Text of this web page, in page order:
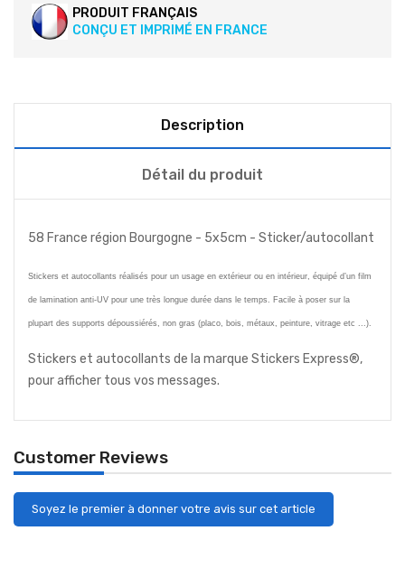
PRODUIT FRANÇAIS
CONÇU ET IMPRIMÉ EN FRANCE
Description
Détail du produit
58 France région Bourgogne - 5x5cm - Sticker/autocollant
Stickers et autocollants réalisés pour un usage en extérieur ou en intérieur, équipé d’un film
de lamination anti-UV pour une très longue durée dans le temps. Facile à poser sur la
plupart des supports dépoussiérés, non gras (placo, bois, métaux, peinture, vitrage etc ...).
Stickers et autocollants de la marque Stickers Express®,
pour afficher tous vos messages.
Customer Reviews
Soyez le premier à donner votre avis sur cet article